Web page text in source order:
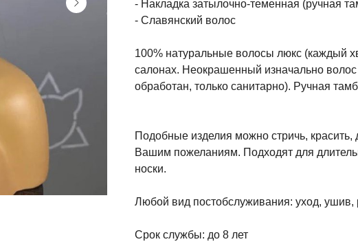
- Накладка затылочно-теменная (ручная
- Славянский волос
100% натуральные волосы люкс (каждый
салонах. Неокрашенный изначально волос
обработан, только санитарно). Ручная
Подобные изделия можно стричь, красить,
Вашим пожеланиям. Подходят для
носки.
Любой вид постобслуживания: уход, ушив,
Срок службы: до 8 лет